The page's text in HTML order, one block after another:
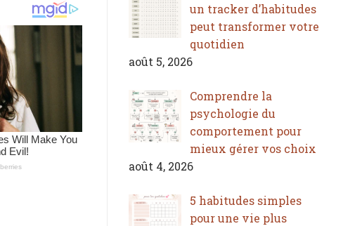
un tracker d’habitudes
peut transformer votre
quotidien
août 5, 2026
Comprendre la
psychologie du
comportement pour
mieux gérer vos choix
août 4, 2026
5 habitudes simples
pour une vie plus